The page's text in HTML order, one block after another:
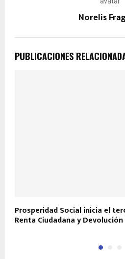
Norelis
PUBLICACIONES
Prosperidad Social inicia el
Renta Ciudadana y Devolución